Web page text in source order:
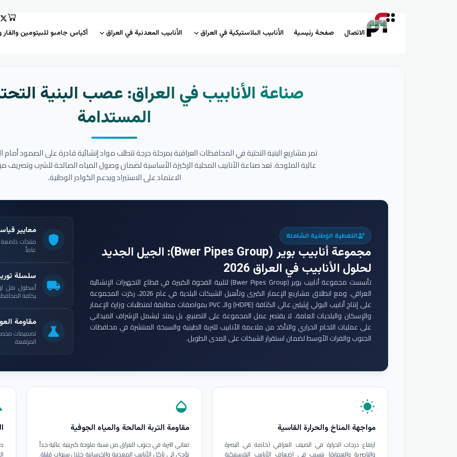
الاتصال صفحة رئيسية الأنابيب البلاستيكية في العراق الأنابيب المعدنية في العراق أكياس جامبو للبيتومين والقار
صناعة الأنابيب في العراق: عصب البنية
المستدامة
تمر مشاريع البنية التحتية في المحافظات العراقية بمرحلة حرجة تتطلب مواد إنشائية قادرة على الصمود أمام
عالية الملوحة. تعد صناعة الأنابيب المحلية الركيزة الأساسية لضمان وصول المياه الصالحة للشرب وتصريف
الاعتماد على الاستيراد ويدعم الكوادر الوطنية.
engineeringالتغطية الوطنية الشاملة
مجموعة أنابيب بوير (Bwer Pipes Group)
: الجيل الجديد
لحلول الأنابيب في العراق 2026
تأسست مجموعة أنابيب بوير (Bwer Pipes Group) لتلبية الفجوة الكبيرة في قطاع التجهيزات الإنشائية
العراقي. ومع انطلاق مشاريع الإعمار الكبرى وتأهيل الشبكات البلدية في عام 2026، ركزت المجموعة
على إنتاج أنابيب البولي إيثيلين عالي الكثافة (HDPE) والـ PVC بمواصفات مطابقة لمتطلبات وزارة الإعمار
والإسكان والبلديات العامة. لا يقتصر عمل المجموعة على التصنيع، بل يمتد ليشمل الإشراف الميداني
على عمليات اللحام الحراري والتأكد من ملاءمة الأنابيب للتربة الطينية والسبخة المنتشرة في محافظات
الجنوب والفرات الأوسط لضمان استقرار الشبكات على المدى الطويل.
shield
معايير
عاماً.
local_shipping
سلسلة
أسطول نقل
بكافة
science
مقاومة
تصميمات
المرتفعة.
wb_sunny
مواجهة المناخ والحرارة القاسية
ارتفاع درجات الحرارة في الصيف العراقي (خاصة في البصرة
والناصرية والعمارة) يتسبب في إضعاف الأنابيب البلاستيكية
opacity
مقاومة التربة المالحة والمياه الجوفية
تعاني التربة في جنوب العراق من نسبة ملوحة كبريتية عالية جداً
تؤدي إلى تآكل الأنابيب المعدنية والخرسانية خلال سنوات قليلة.